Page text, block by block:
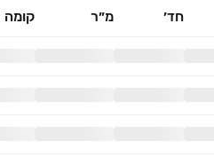
חד׳ מ״ר קומה